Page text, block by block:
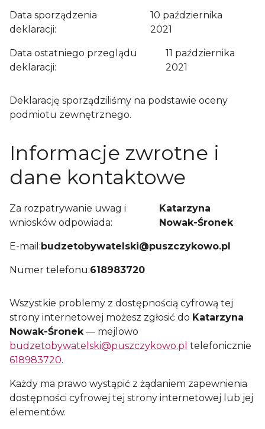
Data sporządzenia
deklaracji:
10 października
2021
Data ostatniego przeglądu
deklaracji:
11 października
2021
Deklarację sporządziliśmy na podstawie oceny
podmiotu zewnętrznego.
Informacje zwrotne i
dane kontaktowe
Za rozpatrywanie uwag i
wniosków odpowiada:
Katarzyna
Nowak-Śronek
E-mail:budzetobywatelski@puszczykowo.pl
Numer telefonu:618983720
Wszystkie problemy z dostępnością cyfrową tej
strony internetowej możesz zgłosić do Katarzyna
Nowak-Śronek — mejlowo
budzetobywatelski@puszczykowo.pl telefonicznie
618983720.
Każdy ma prawo wystąpić z żądaniem zapewnienia
dostępności cyfrowej tej strony internetowej lub jej
elementów.